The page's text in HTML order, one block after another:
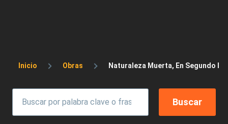
Sobrescribir enlaces de ayuda a la
Inicio Obras Naturaleza Muerta, En Segundo